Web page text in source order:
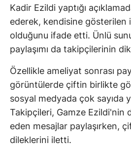
Kadir Ezildi yaptığı
ederek, kendisine gösterilen
olduğunu ifade etti. Ünlü
paylaşımı da takipçilerinin
Özellikle ameliyat sonrası
görüntülerde çiftin birlikte
sosyal medyada çok sayıda
Takipçileri, Gamze Ezildi'nin
eden mesajlar paylaşırken,
dileklerini iletti.